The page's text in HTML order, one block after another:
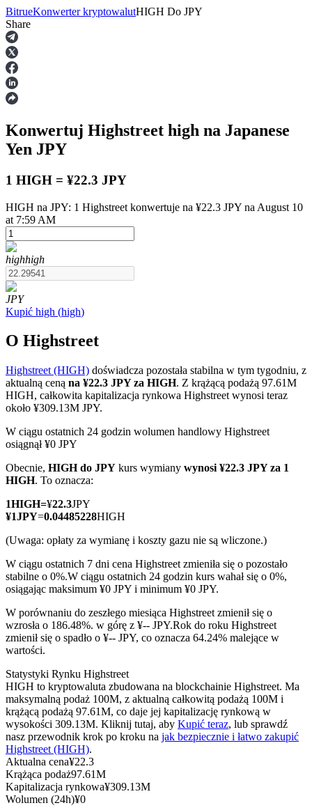
Kontrakty terminowe
Kontrakty terminowe na USDT
Kontrakty terminowe COIN-M
Kontrakty terminowe na kryptowaluty
TradFi
Instrumenty pochodne na akcje, forex, metale szlachetne i
towary
Kontrakty terminowe na USDC
Kontrakty futures wykorzystujące USDC jako zabezpieczenie
Kopiowanie Transakcji
BitrueKonwerter kryptowalutHIGH Do JPY
Share
Konwertuj Highstreet high na Japanese
Yen JPY
1 HIGH = ¥22.3 JPY
HIGH na JPY: 1 Highstreet konwertuje na ¥22.3 JPY na August 10
at 7:59 AM
highhigh
JPY
Kupić high (high)
O Highstreet
Highstreet (HIGH) doświadcza pozostała stabilna w tym tygodniu, z
aktualną ceną na ¥22.3 JPY za HIGH. Z krążącą podażą 97.61M
HIGH, całkowita kapitalizacja rynkowa Highstreet wynosi teraz
około ¥309.13M JPY.
W ciągu ostatnich 24 godzin wolumen handlowy Highstreet
osiągnął ¥0 JPY
Obecnie, HIGH do JPY kurs wymiany wynosi ¥22.3 JPY za 1
HIGH. To oznacza:
1HIGH=¥22.3JPY
¥1JPY=0.04485228HIGH
(Uwaga: opłaty za wymianę i koszty gazu nie są wliczone.)
W ciągu ostatnich 7 dni cena Highstreet zmieniła się o pozostało
stabilne o 0%.W ciągu ostatnich 24 godzin kurs wahał się o 0%,
osiągając maksimum ¥0 JPY i minimum ¥0 JPY.
W porównaniu do zeszłego miesiąca Highstreet zmienił się o
wzrosła o 186.48%. w górę z ¥-- JPY.Rok do roku Highstreet
zmienił się o spadło o ¥-- JPY, co oznacza 64.24% malejące w
wartości.
Statystyki Rynku Highstreet
HIGH to kryptowaluta zbudowana na blockchainie Highstreet. Ma
maksymalną podaż 100M, z aktualną całkowitą podażą 100M i
krążącą podażą 97.61M, co daje jej kapitalizację rynkową w
wysokości 309.13M. Kliknij tutaj, aby Kupić teraz, lub sprawdź
nasz przewodnik krok po kroku na jak bezpiecznie i łatwo zakupić
Highstreet (HIGH).
Aktualna cena¥22.3
Krążąca podaż97.61M
Kapitalizacja rynkowa¥309.13M
Wolumen (24h)¥0